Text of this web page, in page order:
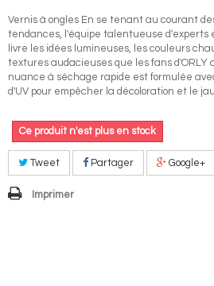
Vernis à ongles En se tenant au courant
tendances, l'équipe talentueuse d'experts
livre les idées lumineuses, les couleurs
textures audacieuses que les fans d'ORLY
nuance à séchage rapide est formulée
d'UV pour empêcher la décoloration et le
Ce produit n'est plus en stock
Tweet Partager Google+
Imprimer